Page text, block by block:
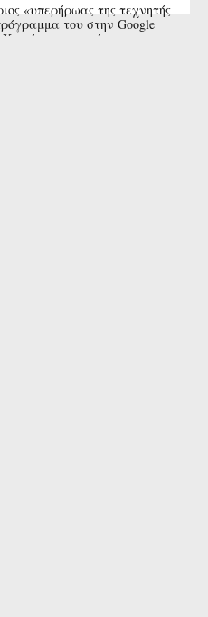
«υπερήρωας της τεχνητής
του στην Google
ο σπάνιος